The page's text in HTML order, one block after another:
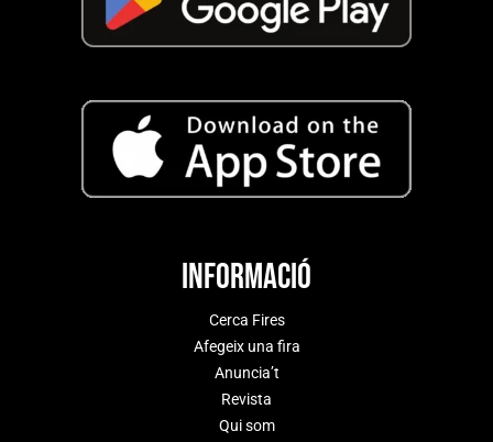
Informació
Cerca Fires
Afegeix una fira
Anuncia’t
Revista
Qui som